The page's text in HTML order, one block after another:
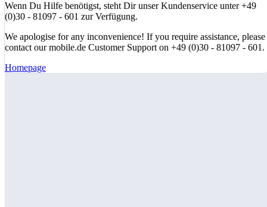
Wenn Du Hilfe benötigst, steht Dir unser Kundenservice unter +49
(0)30 - 81097 - 601 zur Verfügung.
We apologise for any inconvenience! If you require assistance, please
contact our mobile.de Customer Support on +49 (0)30 - 81097 - 601.
Homepage